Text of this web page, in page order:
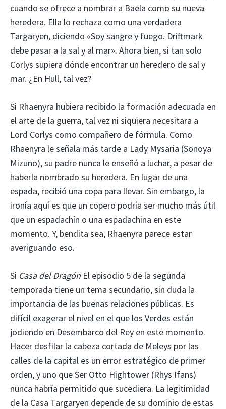
cuando se ofrece a nombrar a Baela como su nueva
heredera. Ella lo rechaza como una verdadera
Targaryen, diciendo «Soy sangre y fuego. Driftmark
debe pasar a la sal y al mar». Ahora bien, si tan solo
Corlys supiera dónde encontrar un heredero de sal y
mar. ¿En Hull, tal vez?
Si Rhaenyra hubiera recibido la formación adecuada en
el arte de la guerra, tal vez ni siquiera necesitara a
Lord Corlys como compañero de fórmula. Como
Rhaenyra le señala más tarde a Lady Mysaria (Sonoya
Mizuno), su padre nunca le enseñó a luchar, a pesar de
haberla nombrado su heredera. En lugar de una
espada, recibió una copa para llevar. Sin embargo, la
ironía aquí es que un copero podría ser mucho más útil
que un espadachín o una espadachina en este
momento. Y, bendita sea, Rhaenyra parece estar
averiguando eso.
Si Casa del Dragón El episodio 5 de la segunda
temporada tiene un tema secundario, sin duda la
importancia de las buenas relaciones públicas. Es
difícil exagerar el nivel en el que los Verdes están
jodiendo en Desembarco del Rey en este momento.
Hacer desfilar la cabeza cortada de Meleys por las
calles de la capital es un error estratégico de primer
orden, y uno que Ser Otto Hightower (Rhys Ifans)
nunca habría permitido que sucediera. La legitimidad
de la Casa Targaryen depende de su dominio de estas